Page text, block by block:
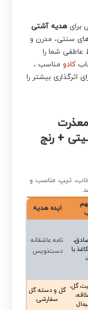
هدیه آشتی
سنتی، مدرن و
شما را
کادو مناسب ،
اثرگذاری بیشتر را
+ رنج
تیپ مناسب و
ایده هدیه
نامه عاشقانه
دست‌نویس
با
گل و دسته گل
سفارشی
گل،